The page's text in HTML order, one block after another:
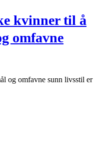
kvinner til å
omfavne
og omfavne sunn livsstil er